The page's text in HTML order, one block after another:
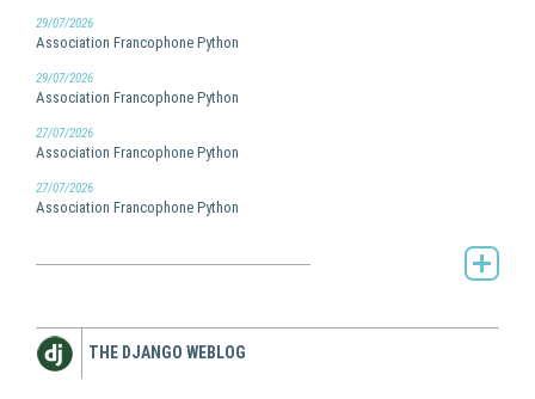
29/07/2026
Association Francophone Python
29/07/2026
Association Francophone Python
27/07/2026
Association Francophone Python
27/07/2026
Association Francophone Python
THE DJANGO WEBLOG